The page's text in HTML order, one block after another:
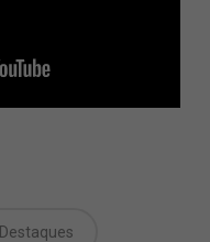
Destaques